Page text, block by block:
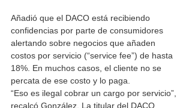
Añadió que el DACO está recibiendo
confidencias por parte de consumidores
alertando sobre negocios que añaden
costos por servicio (“service fee”) de hasta
18%. En muchos casos, el cliente no se
percata de ese costo y lo paga.
“Eso es ilegal cobrar un cargo por servicio”,
recalcó González. La titular del DACO